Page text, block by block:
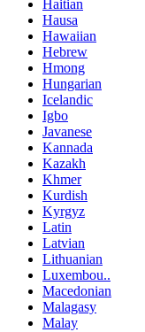
Haitian
Hausa
Hawaiian
Hebrew
Hmong
Hungarian
Icelandic
Igbo
Javanese
Kannada
Kazakh
Khmer
Kurdish
Kyrgyz
Latin
Latvian
Lithuanian
Luxembou..
Macedonian
Malagasy
Malay